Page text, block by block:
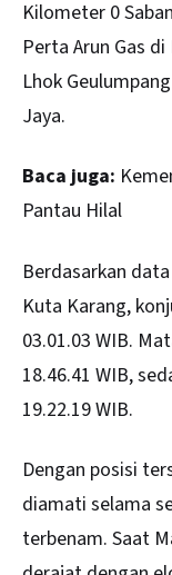
Kilometer 0
Perta Arun Gas
Lhok
Jaya.
Baca juga:
Pantau Hilal
Berdasarkan
Kuta Karang,
03.01.03 WIB.
18.46.41 WIB,
19.22.19 WIB.
Dengan posisi
diamati selama
terbenam. Saat